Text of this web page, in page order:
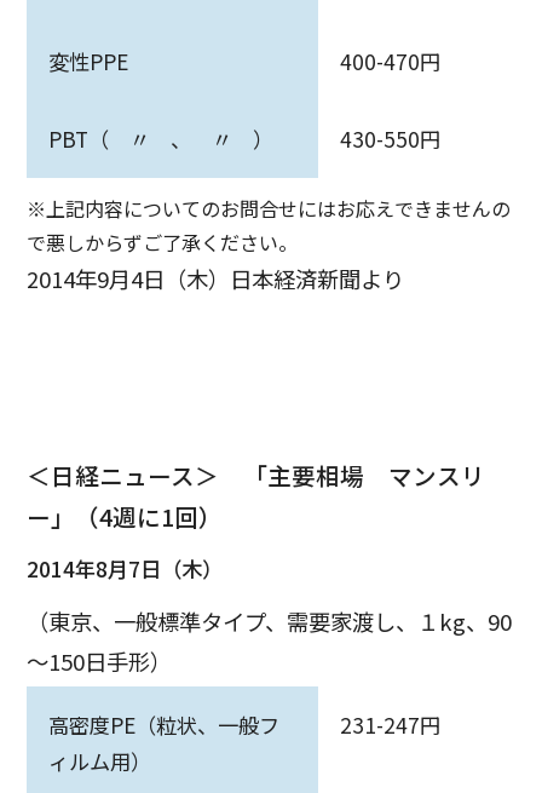
変性PPE 400-470円
PBT（ 〃 、 〃 ） 430-550円
※上記内容についてのお問合せにはお応えできませんの
で悪しからずご了承ください。
2014年9月4日（木）日本経済新聞より
＜日経ニュース＞ 「主要相場 マンスリ
ー」（4週に1回）
2014年8月7日（木）
（東京、一般標準タイプ、需要家渡し、１kg、90
～150日手形）
高密度PE（粒状、一般フ
ィルム用）
231-247円